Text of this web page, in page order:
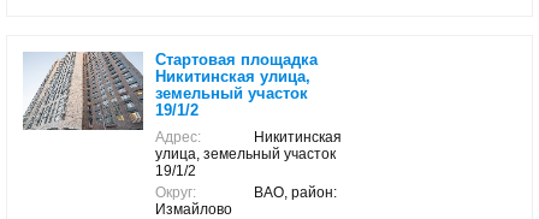
Стартовая площадка
Никитинская улица,
земельный участок
19/1/2
Адрес:
Никитинская
улица, земельный участок
19/1/2
Округ:
ВАО, район:
Измайлово